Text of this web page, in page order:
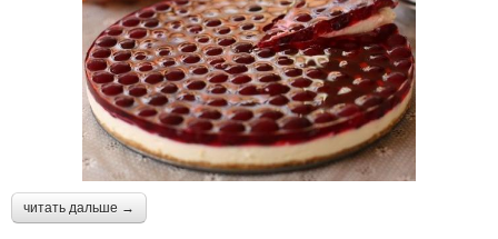
читать дальше →